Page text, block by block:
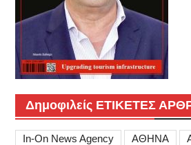
Δημοφιλείς ΕΤΙΚΕΤΕΣ
In-On News Agency ΑΘΗΝΑ